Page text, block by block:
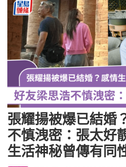
張耀揚被爆已結婚
不慎洩密：張太好
生活神秘曾傳有同